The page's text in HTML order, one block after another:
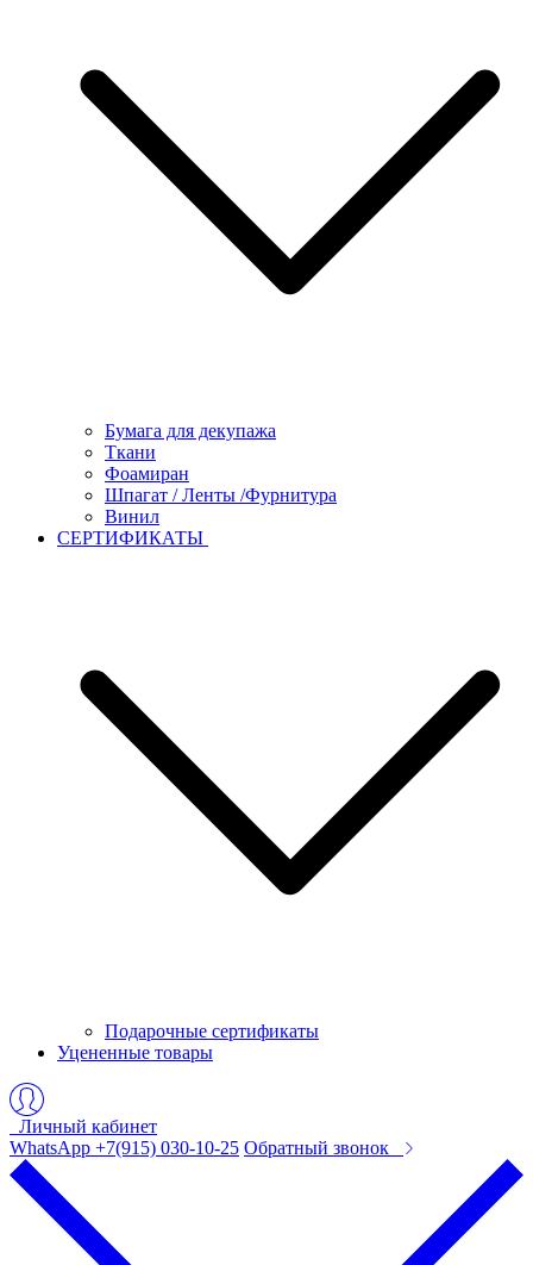
Бумага для декупажа
Ткани
Фоамиран
Шпагат / Ленты /Фурнитура
Винил
СЕРТИФИКАТЫ
Подарочные сертификаты
Уцененные товары
Личный кабинет
WhatsApp +7(915) 030-10-25 Обратный звонок